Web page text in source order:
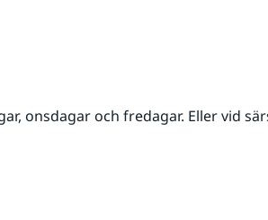
onsdagar och fredagar. Eller vid